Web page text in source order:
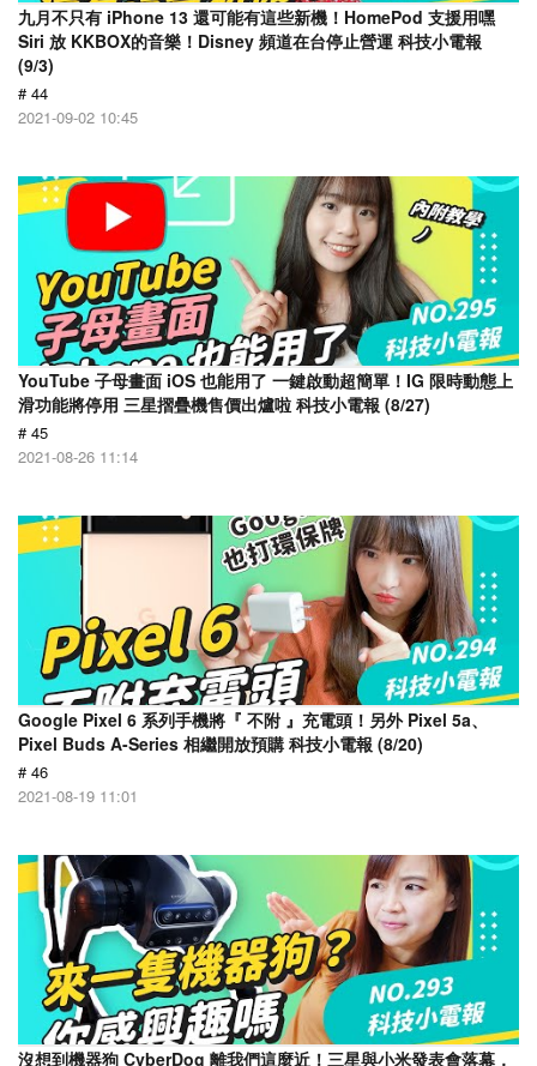
九月不只有 iPhone 13 還可能有這些新機！HomePod 支援用嘿
Siri 放 KKBOX的音樂！Disney 頻道在台停止營運 科技小電報
(9/3)
# 44
2021-09-02 10:45
YouTube 子母畫面 iOS 也能用了 一鍵啟動超簡單！IG 限時動態上
滑功能將停用 三星摺疊機售價出爐啦 科技小電報 (8/27)
# 45
2021-08-26 11:14
Google Pixel 6 系列手機將『 不附 』充電頭！另外 Pixel 5a、
Pixel Buds A-Series 相繼開放預購 科技小電報 (8/20)
# 46
2021-08-19 11:01
沒想到機器狗 CyberDog 離我們這麼近！三星與小米發表會落幕，